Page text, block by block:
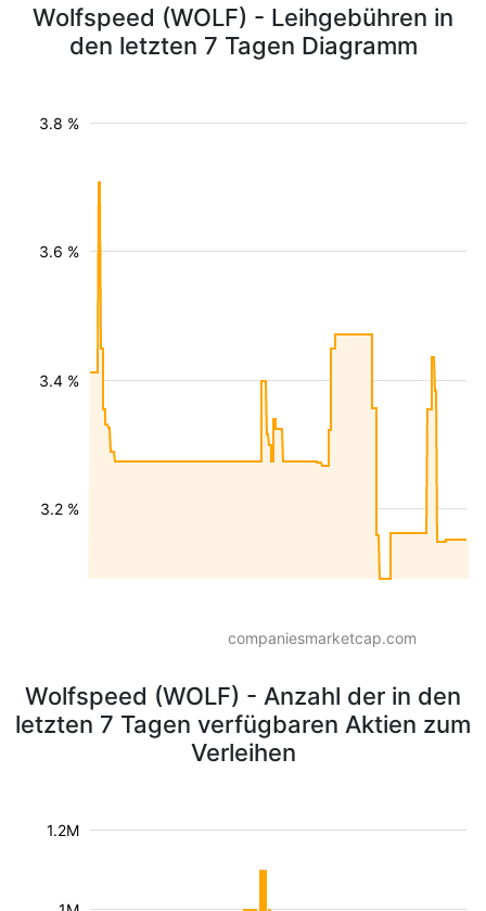
Wolfspeed (WOLF) - Leihgebühren in
den letzten 7 Tagen Diagramm
3.2 %
3.4 %
3.6 %
3.8 %
companiesmarketcap.com
Wolfspeed (WOLF) - Anzahl der in den
letzten 7 Tagen verfügbaren Aktien zum
Verleihen
1.2M